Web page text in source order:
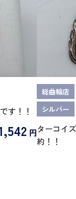
す！！
円
総曲輪店
シルバー
ターコイ
約！！